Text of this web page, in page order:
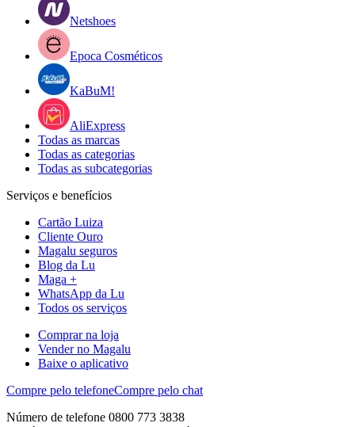
Netshoes
Epoca Cosméticos
KaBuM!
AliExpress
Todas as marcas
Todas as categorias
Todas as subcategorias
Serviços e benefícios
Cartão Luiza
Cliente Ouro
Magalu seguros
Blog da Lu
Maga +
WhatsApp da Lu
Todos os serviços
Comprar na loja
Vender no Magalu
Baixe o aplicativo
Compre pelo telefoneCompre pelo chat
Número de telefone 0800 773 3838